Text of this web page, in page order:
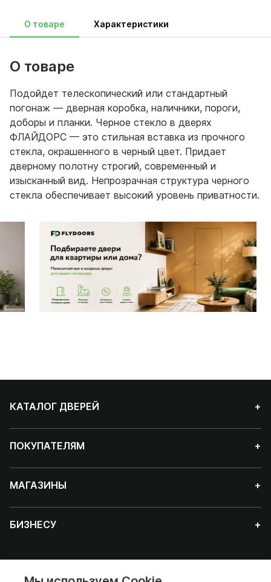
О товаре Характеристики
О товаре
Подойдет телескопический или стандартный
погонаж — дверная коробка, наличники, пороги,
доборы и планки. Черное стекло в дверях
ФЛАЙДОРС — это стильная вставка из прочного
стекла, окрашенного в черный цвет. Придает
дверному полотну строгий, современный и
изысканный вид. Непрозрачная структура черного
стекла обеспечивает высокий уровень приватности.
КАТАЛОГ ДВЕРЕЙ +
ПОКУПАТЕЛЯМ +
МАГАЗИНЫ +
БИЗНЕСУ +